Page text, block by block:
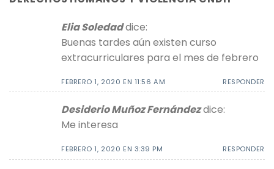
Elia Soledaddice:
Buenas tardes aún existen curso
extracurriculares para el mes de febrero
FEBRERO 1, 2020 EN 11:56 AM RESPONDER
Desiderio Muñoz Fernándezdice:
Me interesa
FEBRERO 1, 2020 EN 3:39 PM RESPONDER